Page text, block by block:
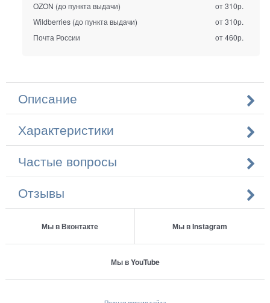
OZON (до пункта выдачи)
от 310р.
Wildberries (до пункта выдачи)
от 310р.
Почта России
от 460р.
Описание
Характеристики
Частые вопросы
Отзывы
Мы в Вконтакте Мы в Instagram
Мы в YouTube